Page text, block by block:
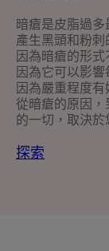
暗瘡是皮脂過
產生黑頭和粉刺
因為暗瘡的形
因為它可以影響
因為嚴重程度有
從暗瘡的原因，
的一切，取決於
探索